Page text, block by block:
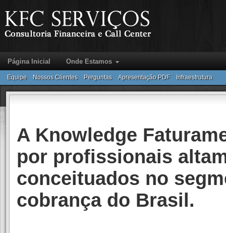
Página Inicial Onde Estamos
Equipe Nossos Clientes Perguntas Apresentação PDF Infraestrutura
A Knowledge
por profissionais
conceituados no
cobrança do Brasil.